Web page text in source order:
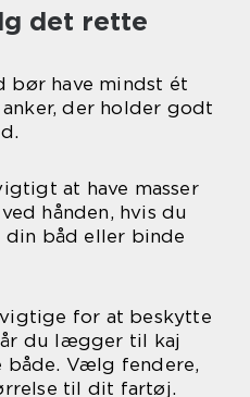
det rette
bør have mindst ét
der holder godt
at have masser
hånden, hvis du
båd eller binde
for at beskytte
du lægger til kaj
både. Vælg fendere,
til dit fartøj.